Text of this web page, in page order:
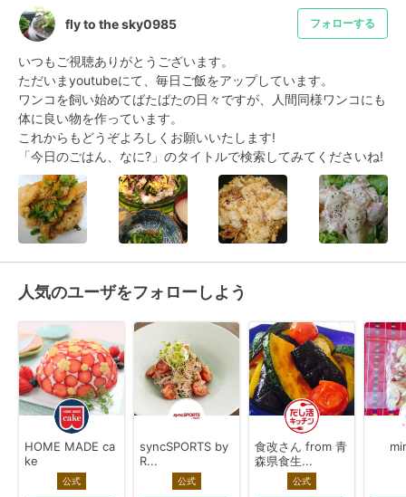
fly to the sky0985 フォローする
いつもご視聴ありがとうございます。
ただいまyoutubeにて、毎日ご飯をアップしています。
ワンコを飼い始めてばたばたの日々ですが、人間同様ワンコにも
体に良い物を作っています。
これからもどうぞよろしくお願いいたします!
「今日のごはん、なに?」のタイトルで検索してみてくださいね!
人気のユーザをフォローしよう
HOME MADE ca
ke
公式
syncSPORTS by
R...
公式
食改さん from 青
森県食生...
公式